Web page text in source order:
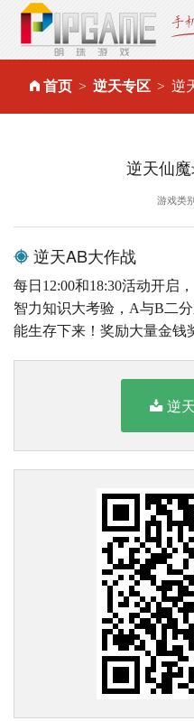
首页 逆天专区 逆
逆天仙
游戏类
逆天AB大作战
每日12:00和18:30活动开启
智力知识大考验，A与B二
能生存下来！奖励大量金钱
逆